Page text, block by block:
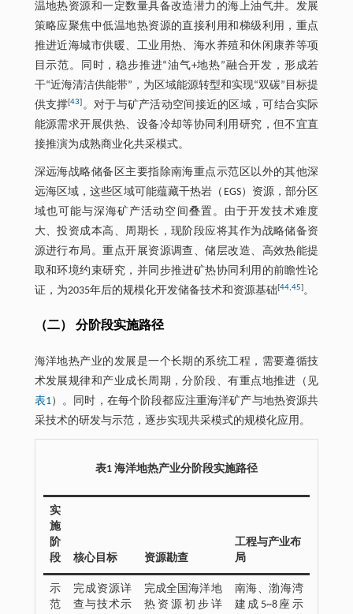
温地热资源和一定数量具备改造潜力的海上油气井。发展
策略应聚焦中低温地热资源的直接利用和梯级利用，重点
推进近海城市供暖、工业用热、海水养殖和休闲康养等项
目示范。同时，稳步推进“油气+地热”融合开发，形成若
干“近海清洁供能带”，为区域能源转型和实现“双碳”目标提
供支撑[43] 。对于与矿产活动空间接近的区域，可结合实际
能源需求开展供热、设备冷却等协同利用研究，但不宜直
接推演为成熟商业化共采模式。
深远海战略储备区主要指除南海重点示范区以外的其他深
远海区域，这些区域可能蕴藏干热岩（EGS）资源，部分区
域也可能与深海矿产活动空间叠置。由于开发技术难度
大、投资成本高、周期长，现阶段应将其作为战略储备资
源进行布局。重点开展资源调查、储层改造、高效热能提
取和环境约束研究，并同步推进矿热协同利用的前瞻性论
证，为2035年后的规模化开发储备技术和资源基础[44,45]。
（二） 分阶段实施路径
海洋地热产业的发展是一个长期的系统工程，需要遵循技
术发展规律和产业成长周期，分阶段、有重点地推进（见
表1）。同时，在每个阶段都应注重海洋矿产与地热资源共
采技术的研发与示范，逐步实现共采模式的规模化应用。
表1 海洋地热产业分阶段实施路径
实
施
阶
段
核心目标 资源勘查
工程与产业布
局
示
范
完成资源详
查与技术示
完成全国海洋地
热资源初步详
南海、渤海湾
建成5~8座示